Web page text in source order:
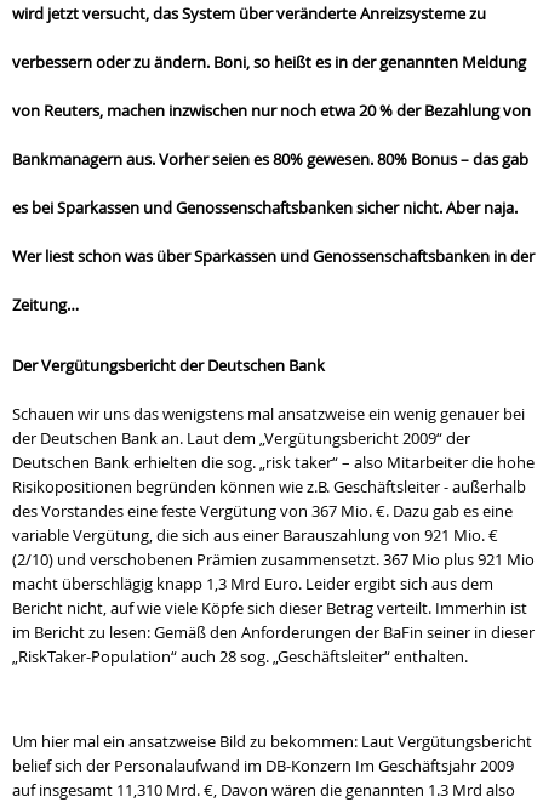
wird jetzt versucht, das System über veränderte Anreizsysteme zu
verbessern oder zu ändern. Boni, so heißt es in der genannten Meldung
von Reuters, machen inzwischen nur noch etwa 20 % der Bezahlung von
Bankmanagern aus. Vorher seien es 80% gewesen. 80% Bonus – das gab
es bei Sparkassen und Genossenschaftsbanken sicher nicht. Aber naja.
Wer liest schon was über Sparkassen und Genossenschaftsbanken in der
Zeitung…
Der Vergütungsbericht der Deutschen Bank
Schauen wir uns das wenigstens mal ansatzweise ein wenig genauer bei
der Deutschen Bank an. Laut dem „Vergütungsbericht 2009“ der
Deutschen Bank erhielten die sog. „risk taker“ – also Mitarbeiter die hohe
Risikopositionen begründen können wie z.B. Geschäftsleiter - außerhalb
des Vorstandes eine feste Vergütung von 367 Mio. €. Dazu gab es eine
variable Vergütung, die sich aus einer Barauszahlung von 921 Mio. €
(2/10) und verschobenen Prämien zusammensetzt. 367 Mio plus 921 Mio
macht überschlägig knapp 1,3 Mrd Euro. Leider ergibt sich aus dem
Bericht nicht, auf wie viele Köpfe sich dieser Betrag verteilt. Immerhin ist
im Bericht zu lesen: Gemäß den Anforderungen der BaFin seiner in dieser
„RiskTaker-Population“ auch 28 sog. „Geschäftsleiter“ enthalten.
Um hier mal ein ansatzweise Bild zu bekommen: Laut Vergütungsbericht
belief sich der Personalaufwand im DB-Konzern Im Geschäftsjahr 2009
auf insgesamt 11,310 Mrd. €, Davon wären die genannten 1.3 Mrd also